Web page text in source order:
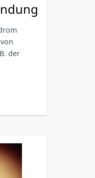
der